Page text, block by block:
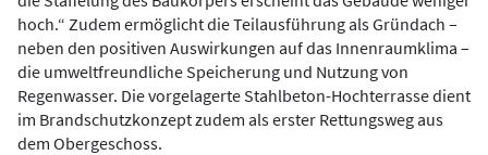
hoch.“ Zudem ermöglicht die Teilausführung als Gründach –
neben den positiven Auswirkungen auf das Innenraumklima –
die umweltfreundliche Speicherung und Nutzung von
Regenwasser. Die vorgelagerte Stahlbeton-Hochterrasse dient
im Brandschutzkonzept zudem als erster Rettungsweg aus
dem Obergeschoss.